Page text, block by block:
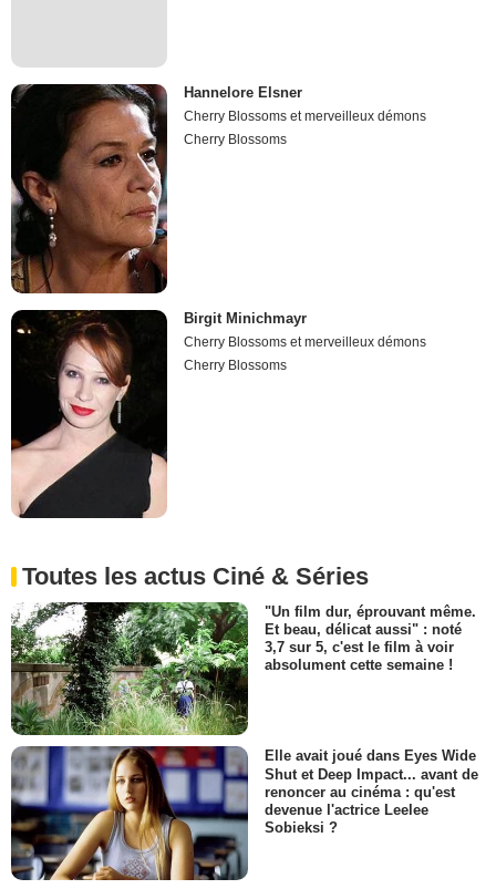
Hannelore Elsner
Cherry Blossoms et merveilleux démons
Cherry Blossoms
Birgit Minichmayr
Cherry Blossoms et merveilleux démons
Cherry Blossoms
Toutes les actus Ciné & Séries
"Un film dur, éprouvant même.
Et beau, délicat aussi" : noté
3,7 sur 5, c'est le film à voir
absolument cette semaine !
Elle avait joué dans Eyes Wide
Shut et Deep Impact... avant de
renoncer au cinéma : qu'est
devenue l'actrice Leelee
Sobieksi ?